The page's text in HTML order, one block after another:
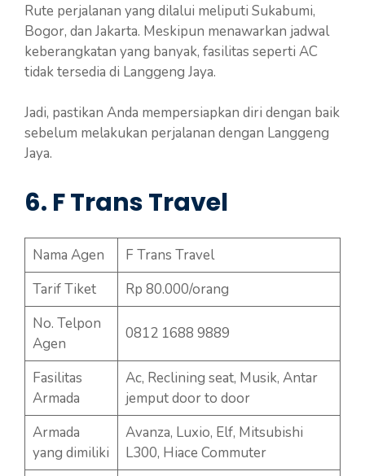
Rute perjalanan yang dilalui meliputi Sukabumi,
Bogor, dan Jakarta. Meskipun menawarkan jadwal
keberangkatan yang banyak, fasilitas seperti AC
tidak tersedia di Langgeng Jaya.
Jadi, pastikan Anda mempersiapkan diri dengan baik
sebelum melakukan perjalanan dengan Langgeng
Jaya.
6. F Trans Travel
Nama Agen
F Trans Travel
Tarif Tiket
Rp 80.000/orang
No. Telpon
Agen
0812 1688 9889
Fasilitas
Armada
Ac, Reclining seat, Musik, Antar
jemput door to door
Armada
yang dimiliki
Avanza, Luxio, Elf, Mitsubishi
L300, Hiace Commuter